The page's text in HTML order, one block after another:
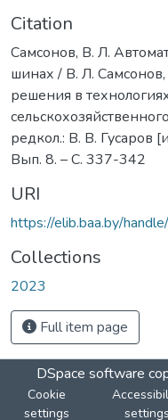
Citation
Самсонов, В. Л.
шинах / В. Л.
решения в
редкол.: В. В. Гусаров
Вып. 8. – С. 337-342
URI
https://elib.baa.by/
Collections
2023
Full item page
DSpace software
Cookie
settings
settings